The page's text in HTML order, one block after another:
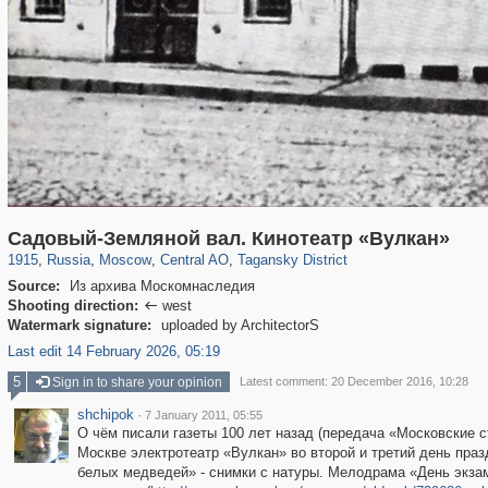
Садовый-Земляной вал. Кинотеатр «Вулкан»
1915, Russia
1,406,255 29,243
, Moscow
319,780 8,286
, Central AO
159,978 5,916
, Tagansky District
10,738 402
Source:
Из архива Москомнаследия
Shooting direction:  west
Watermark signature:
uploaded by ArchitectorS
Last edit 14 February 2026, 05:19
5
Sign in to share your opinion Latest comment: 20 December 2016, 10:28
shchipok · 7 January 2011, 05:55
О чём писали газеты 100 лет назад (передача «Московские
Москве электротеатр «Вулкан» во второй и третий день
белых медведей» - снимки с натуры. Мелодрама «День